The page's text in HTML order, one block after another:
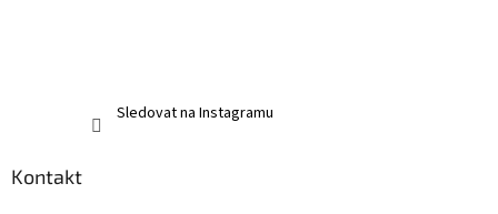
Sledovat na Instagramu
Kontakt